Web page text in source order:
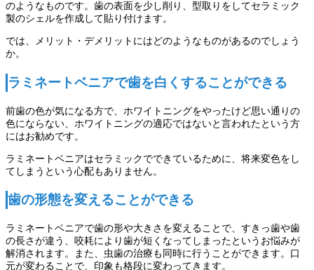
のようなものです。歯の表面を少し削り、型取りをしてセラミック
製のシェルを作成して貼り付けます。
では、メリット・デメリットにはどのようなものがあるのでしょう
か。
ラミネートベニアで歯を白くすることができる
前歯の色が気になる方で、ホワイトニングをやったけど思い通りの
色にならない、ホワイトニングの適応ではないと言われたという方
にはお勧めです。
ラミネートベニアはセラミックでできているために、将来変色をし
てしまうという心配もありません。
歯の形態を変えることができる
ラミネートベニアで歯の形や大きさを変えることで、すきっ歯や歯
の長さが違う、咬耗により歯が短くなってしまったというお悩みが
解消されます。また、虫歯の治療も同時に行うことができます。口
元が変わることで、印象も格段に変わってきます。